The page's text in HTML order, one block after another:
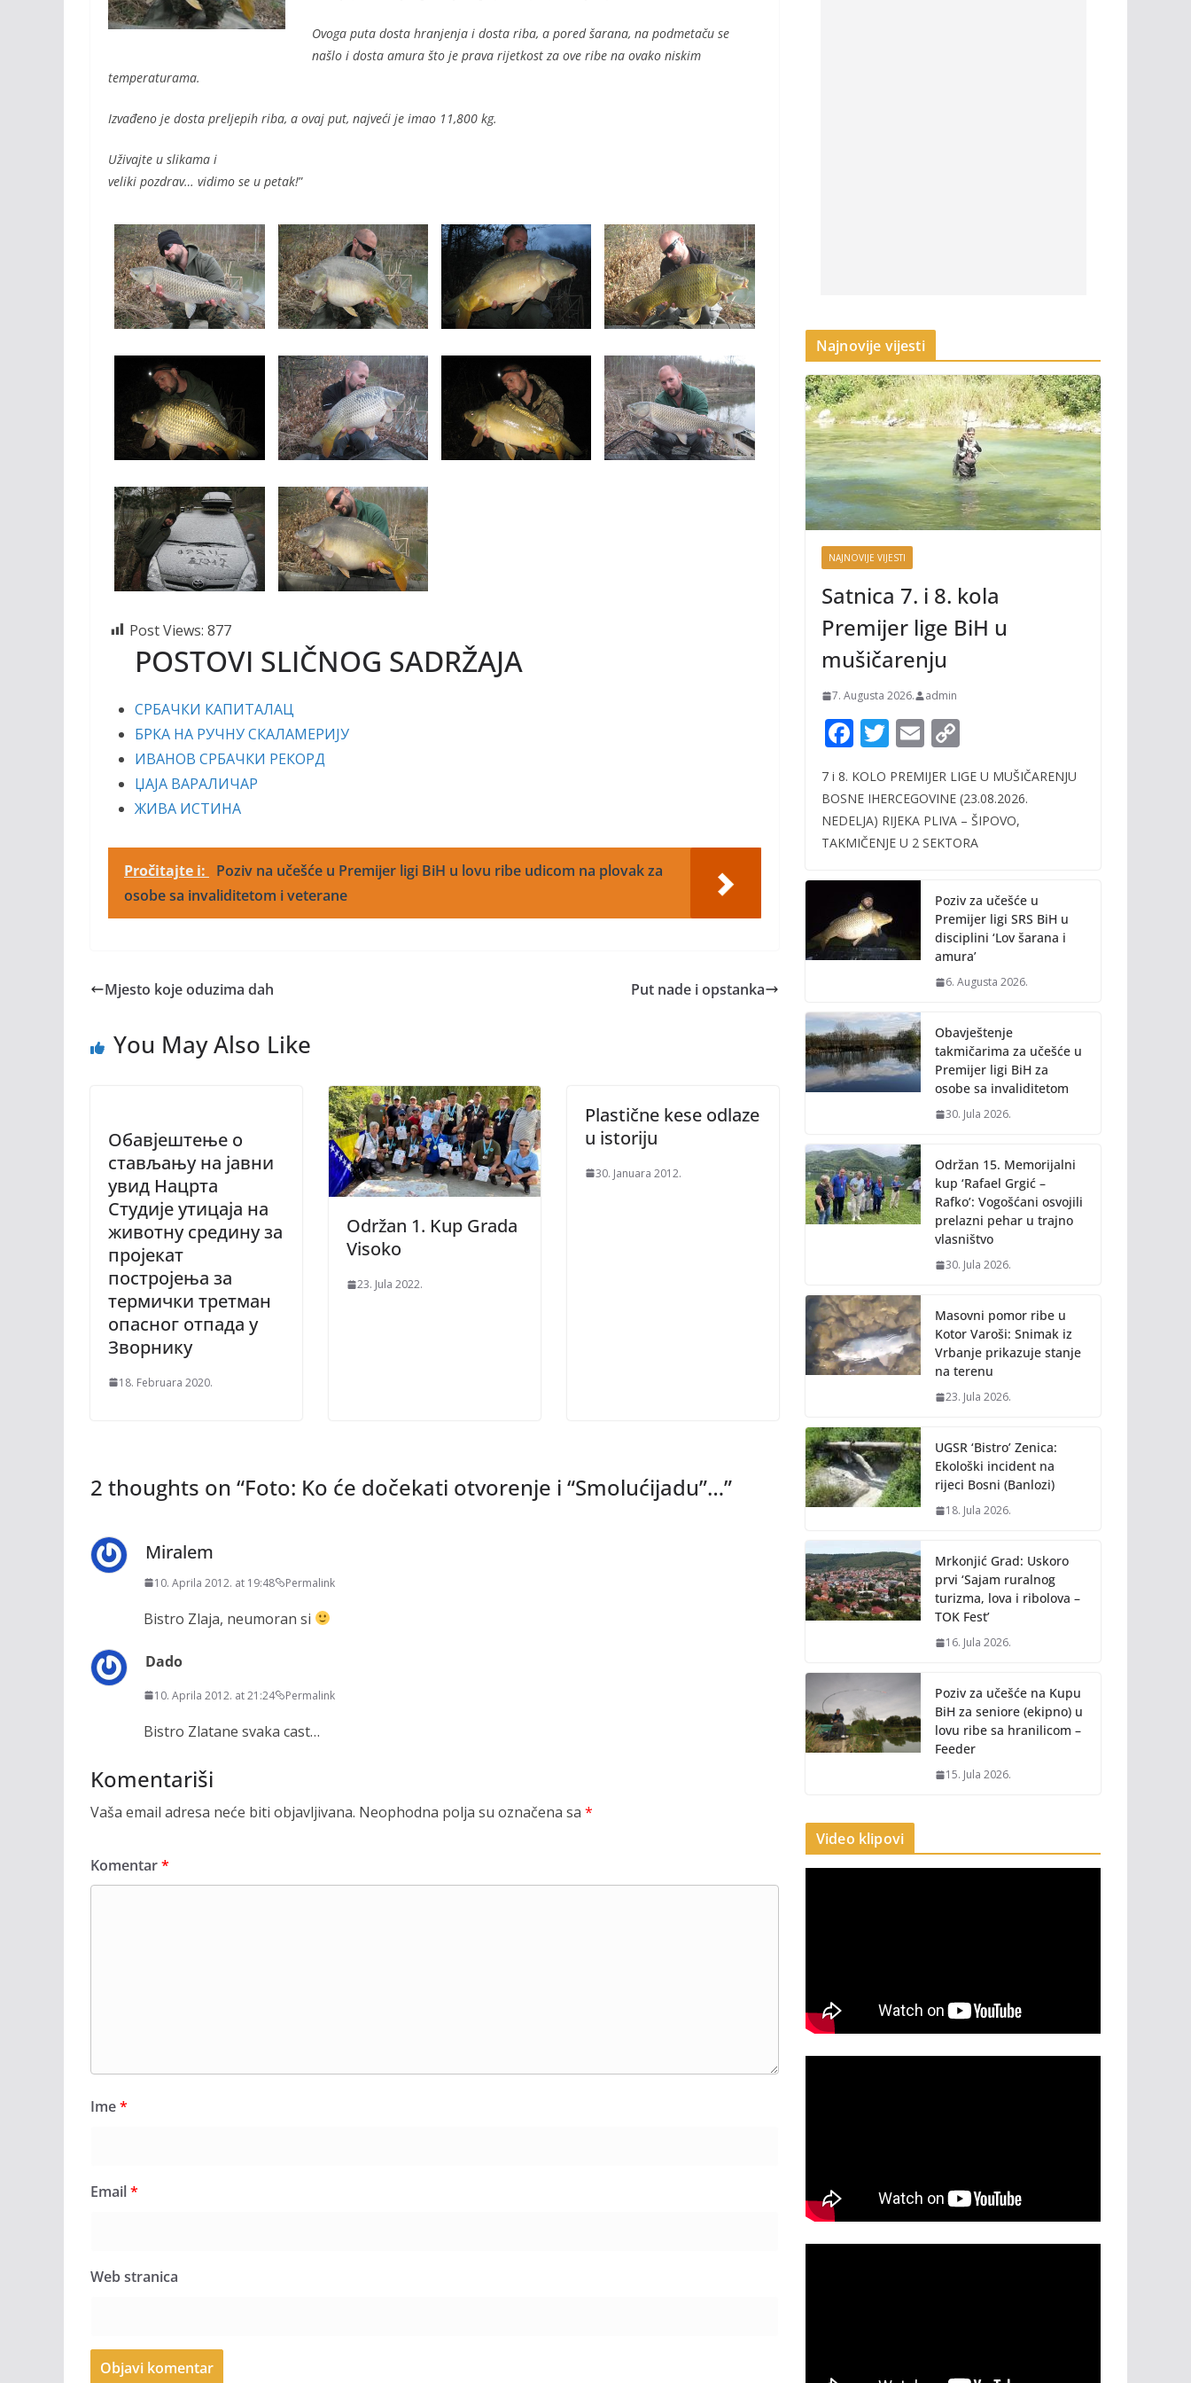
k k
Ovoga puta dosta hranjenja i dosta riba, a pored šarana, na podmetaču se
našlo i dosta amura što je prava rijetkost za ove ribe na ovako niskim
temperaturama.
Izvađeno je dosta preljepih riba, a ovaj put, najveći je imao 11,800 kg.
Uživajte u slikama i
veliki pozdrav… vidimo se u petak!”
Post Views: 877
POSTOVI SLIČNOG SADRŽAJA
СРБАЧКИ КАПИТАЛАЦ
БРКА НА РУЧНУ СКАЛАМЕРИЈУ
ИВАНОВ СРБАЧКИ РЕКОРД
ЏАЈА ВАРАЛИЧАР
ЖИВА ИСТИНА
Pročitajte i:
Poziv na učešće u Premijer ligi BiH u lovu ribe udicom na plovak za
osobe sa invaliditetom i veterane
Mjesto koje oduzima dah Put nade i opstanka
You May Also Like
Обавјештење о
стављању на јавни
увид Нацрта
Студије утицаја на
животну средину за
пројекат
постројења за
термички третман
опасног отпада у
Зворнику
18. Februara 2020.
Održan 1. Kup Grada
Visoko
23. Jula 2022.
Plastične kese odlaze
u istoriju
30. Januara 2012.
2 thoughts on “Foto: Ko će dočekati otvorenje i “Smolućijadu”…”
Miralem
10. Aprila 2012. at 19:48 Permalink
Bistro Zlaja, neumoran si
Dado
10. Aprila 2012. at 21:24 Permalink
Bistro Zlatane svaka cast…
Komentariši
Vaša email adresa neće biti objavljivana. Neophodna polja su označena sa *
Komentar*
Ime*
Email*
Web stranica
Najnovije vijesti
NAJNOVIJE VIJESTI
Satnica 7. i 8. kola
Premijer lige BiH u
mušičarenju
7. Augusta 2026. admin
F
e
b
o
o
k
T
itt
er
E
ai
l
p
y
Li
k
7 i 8. KOLO PREMIJER LIGE U MUŠIČARENJU
BOSNE IHERCEGOVINE (23.08.2026.
NEDELJA) RIJEKA PLIVA – ŠIPOVO,
TAKMIČENJE U 2 SEKTORA
Poziv za učešće u
Premijer ligi SRS BiH u
disciplini ‘Lov šarana i
amura’
6. Augusta 2026.
Obavještenje
takmičarima za učešće u
Premijer ligi BiH za
osobe sa invaliditetom
30. Jula 2026.
Održan 15. Memorijalni
kup ‘Rafael Grgić –
Rafko’: Vogošćani osvojili
prelazni pehar u trajno
vlasništvo
30. Jula 2026.
Masovni pomor ribe u
Kotor Varoši: Snimak iz
Vrbanje prikazuje stanje
na terenu
23. Jula 2026.
UGSR ‘Bistro’ Zenica:
Ekološki incident na
rijeci Bosni (Banlozi)
18. Jula 2026.
Mrkonjić Grad: Uskoro
prvi ‘Sajam ruralnog
turizma, lova i ribolova –
TOK Fest’
16. Jula 2026.
Poziv za učešće na Kupu
BiH za seniore (ekipno) u
lovu ribe sa hranilicom –
Feeder
15. Jula 2026.
Video klipovi